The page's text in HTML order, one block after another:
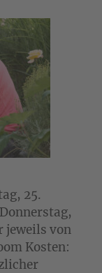
25.
jeweils von
Kosten: